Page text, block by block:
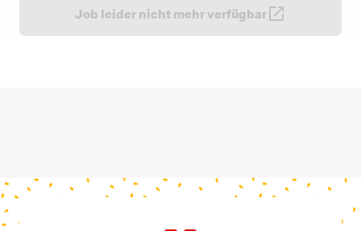
Job leider nicht mehr verfügbar